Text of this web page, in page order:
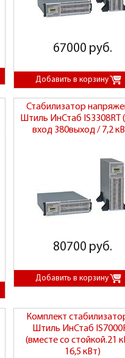
67000 руб.
Стабилизатор
Штиль ИнСтаб IS3308RT
вход 380выход / 7,2
80700 руб.
Комплект
Штиль ИнСтаб
(вместе со стойкой.21
16,5 кВт)